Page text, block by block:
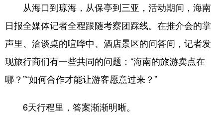
从海口到琼海，从保亭到三亚，活动期间，海南
日报全媒体记者全程跟随考察团踩线。在推介会的掌
声里、洽谈桌的喧哗中、酒店景区的问答间，记者发
现旅行商们有一些共同的问题：“海南的旅游卖点在
哪？”“如何合作才能让游客愿意过来？”
6天行程里，答案渐渐明晰。